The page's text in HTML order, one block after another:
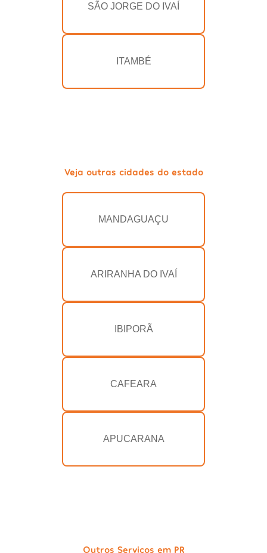
SÃO JORGE DO IVAÍ
ITAMBÉ
Veja outras cidades do estado
MANDAGUAÇU
ARIRANHA DO IVAÍ
IBIPORÃ
CAFEARA
APUCARANA
Outros Serviços em PR